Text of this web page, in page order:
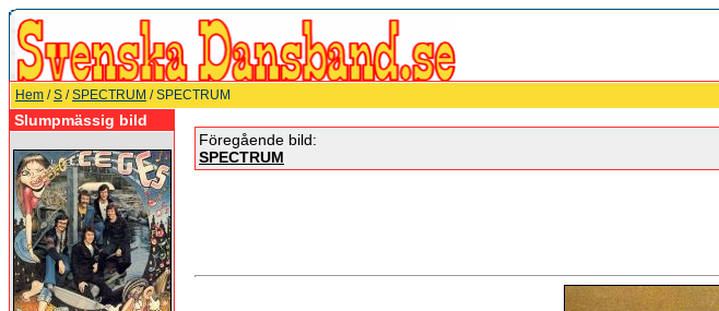
Hem /S /SPECTRUM / SPECTRUM
Slumpmässig bild
Föregående bild:
SPECTRUM